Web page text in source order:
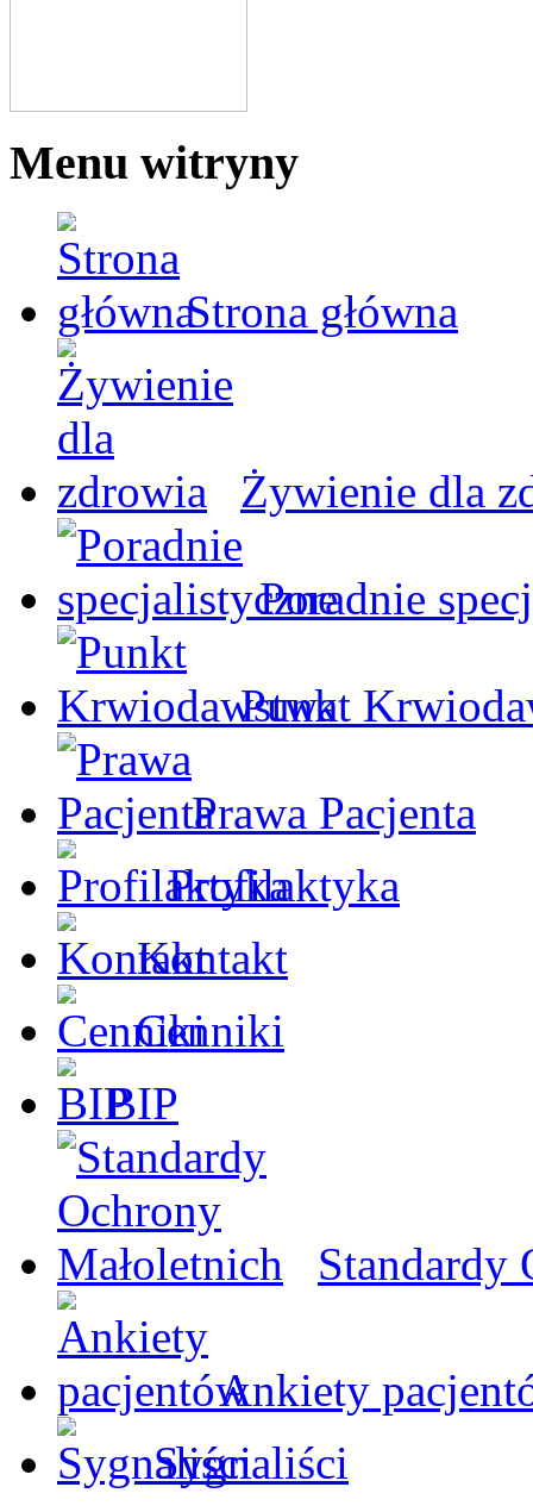
Menu witryny
Strona główna
Żywienie dla
Poradnie
Punkt
Prawa Pacjenta
Profilaktyka
Kontakt
Cenniki
BIP
Standardy
Ankiety
Sygnaliści